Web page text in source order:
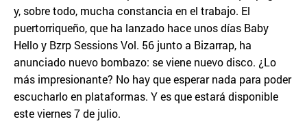
y, sobre todo, mucha constancia en el trabajo. El
puertorriqueño, que ha lanzado hace unos días Baby
Hello y Bzrp Sessions Vol. 56 junto a Bizarrap, ha
anunciado nuevo bombazo: se viene nuevo disco. ¿Lo
más impresionante? No hay que esperar nada para poder
escucharlo en plataformas. Y es que estará disponible
este viernes 7 de julio.